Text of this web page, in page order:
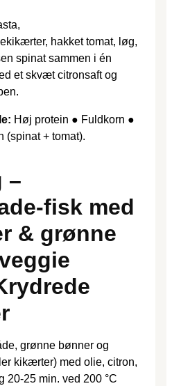
hakket tomat, løg,
spinat sammen i én
et skvæt citronsaft og
Høj protein ● Fuldkorn ●
(spinat + tomat).
–
fisk med
& grønne
grønne bønner og
kikærter) med olie, citron,
20-25 min. ved 200 °C